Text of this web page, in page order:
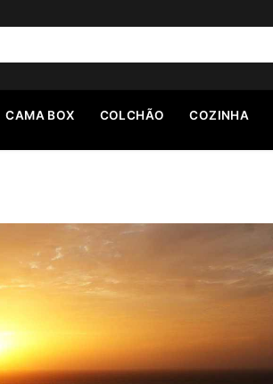
CAMA BOX COLCHÃO COZINHA